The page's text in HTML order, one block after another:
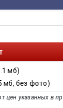
мб)
мб, без фото)
цен указанных в